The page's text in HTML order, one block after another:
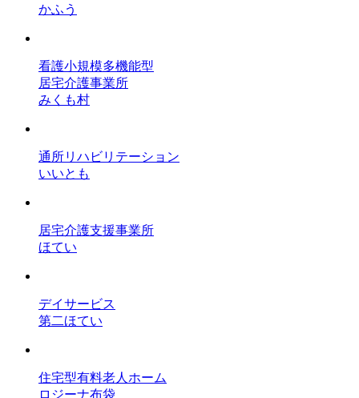
かふう
看護小規模多機能型
居宅介護事業所
みくも村
通所リハビリテーション
いいとも
居宅介護支援事業所
ほてい
デイサービス
第二ほてい
住宅型有料老人ホーム
ロジーナ布袋